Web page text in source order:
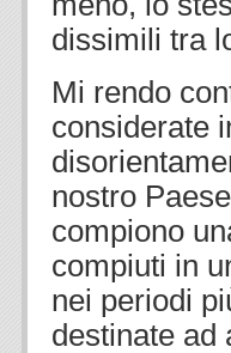
dissimili tra
Mi rendo
considerate
nostro
compiono
compiuti in
nei periodi
destinate ad